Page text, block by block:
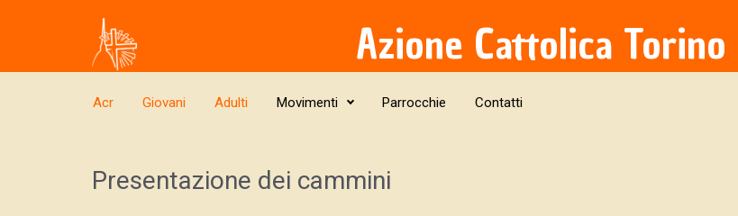
Skip to main content Azione Cattolica Torino
Acr Giovani Adulti Movimenti Parrocchie Contatti
Presentazione dei cammini